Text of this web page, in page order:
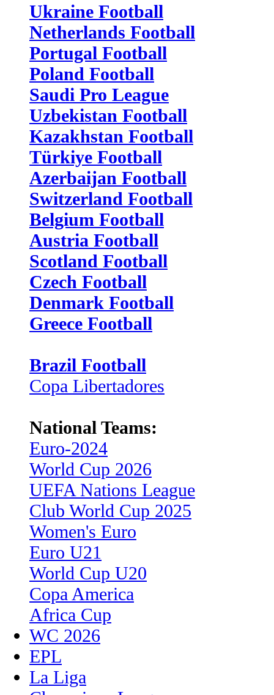
Ukraine Football
Netherlands Football
Portugal Football
Poland Football
Saudi Pro League
Uzbekistan Football
Kazakhstan Football
Türkiye Football
Azerbaijan Football
Switzerland Football
Belgium Football
Austria Football
Scotland Football
Czech Football
Denmark Football
Greece Football
Brazil Football
Copa Libertadores
National Teams:
Euro-2024
World Cup 2026
UEFA Nations League
Club World Cup 2025
Women's Euro
Euro U21
World Cup U20
Copa America
Africa Cup
WC 2026
EPL
La Liga